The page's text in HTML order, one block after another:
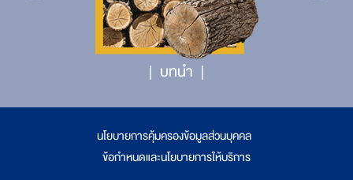
บทนำ
นโยบายการคุ้มครองข้อมูลส่วนบุคคล
ข้อกำหนดและนโยบายการให้บริการ